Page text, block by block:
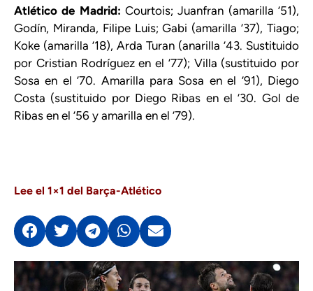
Atlético de Madrid: Courtois; Juanfran (amarilla ’51),
Godín, Miranda, Filipe Luis; Gabi (amarilla ’37), Tiago;
Koke (amarilla ’18), Arda Turan (anarilla ’43. Sustituido
por Cristian Rodríguez en el ’77); Villa (sustituido por
Sosa en el ’70. Amarilla para Sosa en el ’91), Diego
Costa (sustituido por Diego Ribas en el ’30. Gol de
Ribas en el ’56 y amarilla en el ’79).
Lee el 1×1 del Barça-Atlético